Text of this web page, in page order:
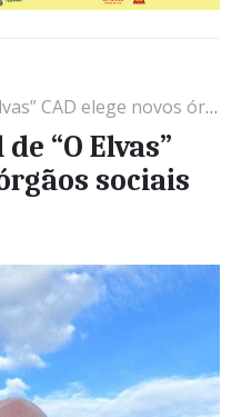
novos órgãos sociais para 2025-2026
“O Elvas”
sociais